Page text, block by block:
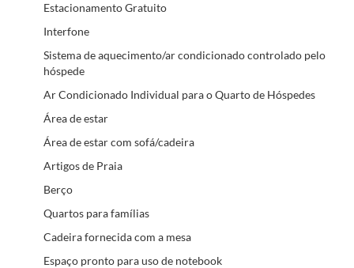
Estacionamento Gratuito
Interfone
Sistema de aquecimento/ar condicionado controlado pelo
hóspede
Ar Condicionado Individual para o Quarto de Hóspedes
Área de estar
Área de estar com sofá/cadeira
Artigos de Praia
Berço
Quartos para famílias
Cadeira fornecida com a mesa
Espaço pronto para uso de notebook